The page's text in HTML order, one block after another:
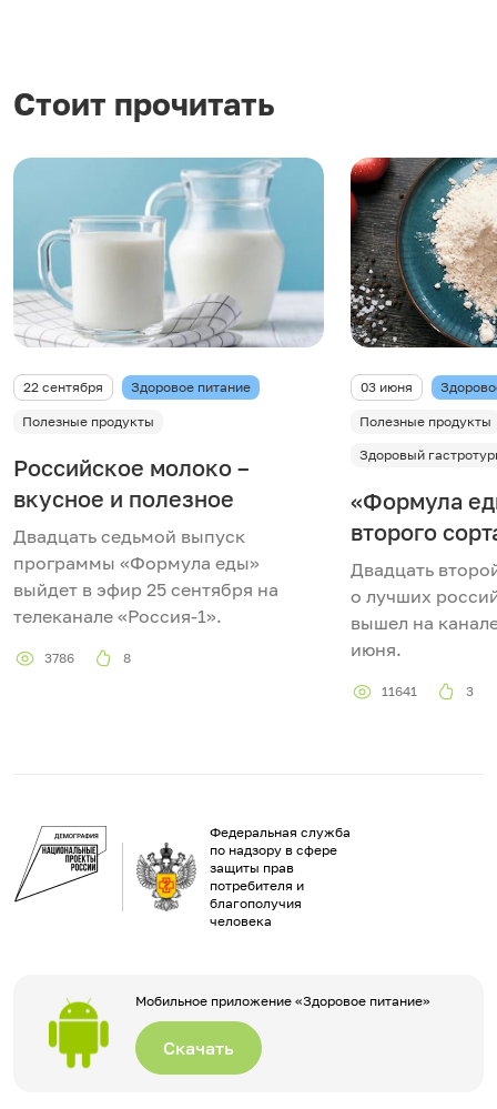
Стоит прочитать
22 сентября Здоровое питание
Полезные продукты
Российское молоко –
вкусное и полезное
Двадцать седьмой выпуск
программы «Формула еды»
выйдет в эфир 25 сентября на
телеканале «Россия-1».
3786 8
03 июня
Полезные продукты
Здоровый
«Формула
второго
Двадцать
о лучших
вышел на
июня.
11641 3
Федеральная служба
по надзору в сфере
защиты прав
потребителя и
благополучия
человека
Мобильное приложение «Здоровое питание»
Скачать